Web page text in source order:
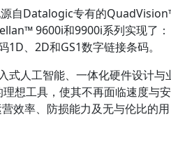
自Datalogic专有的
9600i和9900i系列实现了：
、2D和GS1数字链接条码。
式人工智能、一体化硬件设计与
想工具，使其不再面临速度与安
效率、防损能力及无与伦比的用